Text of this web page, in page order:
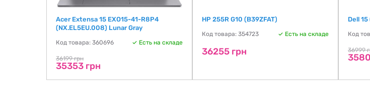
Acer Extensa 15 EXO15-41-R8P4
(NX.EL5EU.008) Lunar Gray
Код товара: 360696 Есть на складе
36199 грн
35353 грн
HP 255R G10 (B39ZFAT)
Код товара: 354723 Есть на складе
36255 грн
Dell
Код
36999